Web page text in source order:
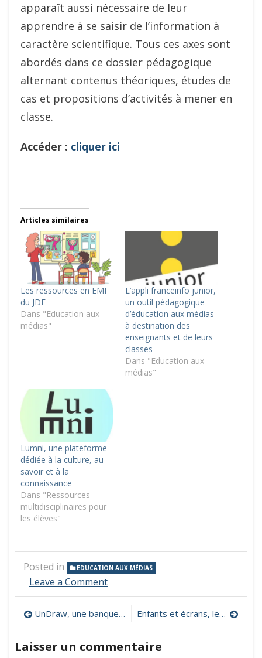
apparaît aussi nécessaire de leur
apprendre à se saisir de l’information à
caractère scientifique. Tous ces axes sont
abordés dans ce dossier pédagogique
alternant contenus théoriques, études de
cas et propositions d’activités à mener en
classe.
Accéder : cliquer ici
Articles similaires
Les ressources en EMI
du JDE
Dans "Education aux
médias"
L’appli franceinfo junior,
un outil pédagogique
d’éducation aux médias
à destination des
enseignants et de leurs
classes
Dans "Education aux
médias"
Lumni, une plateforme
dédiée à la culture, au
savoir et à la
connaissance
Dans "Ressources
multidisciplinaires pour
les élèves"
Posted in EDUCATION AUX MÉDIAS
Leave a Commenton
de
la
Semaine
de
Navigation
de
UnDraw, une banque d’images sous licence libre pour tout type de projet. Enfants et écrans, les bons gestes en une infographie
Laisser un commentaire